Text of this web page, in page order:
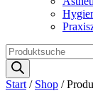
Products
search
Start / Shop /